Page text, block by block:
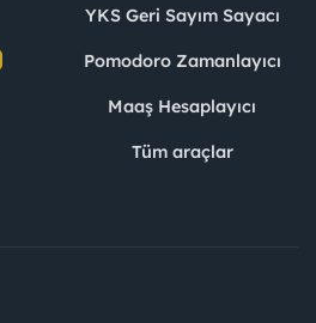
YKS Geri Sayım Sayacı
Pomodoro Zamanlayıcı
Maaş Hesaplayıcı
Tüm araçlar